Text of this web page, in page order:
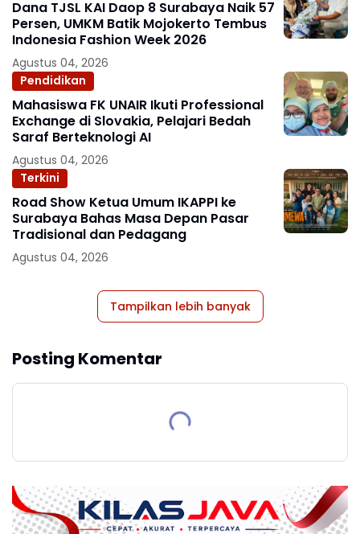
Dana TJSL KAI Daop 8 Surabaya Naik 57
Persen, UMKM Batik Mojokerto Tembus
Indonesia Fashion Week 2026
Agustus 04, 2026
Pendidikan
Mahasiswa FK UNAIR Ikuti Professional
Exchange di Slovakia, Pelajari Bedah
Saraf Berteknologi AI
Agustus 04, 2026
Terkini
Road Show Ketua Umum IKAPPI ke
Surabaya Bahas Masa Depan Pasar
Tradisional dan Pedagang
Agustus 04, 2026
Tampilkan lebih banyak
Posting Komentar